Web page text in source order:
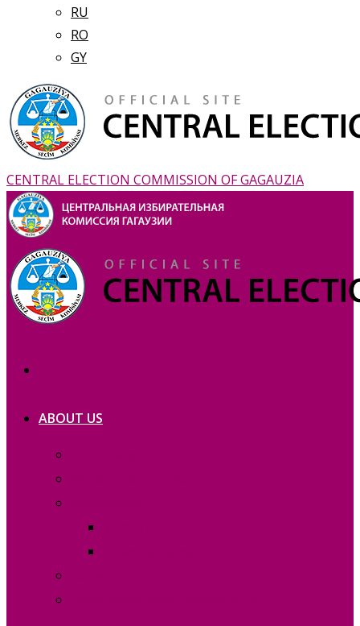
RU
RO
GY
CENTRAL ELECTION COMMISSION OF GAGAUZIA
ABOUT US